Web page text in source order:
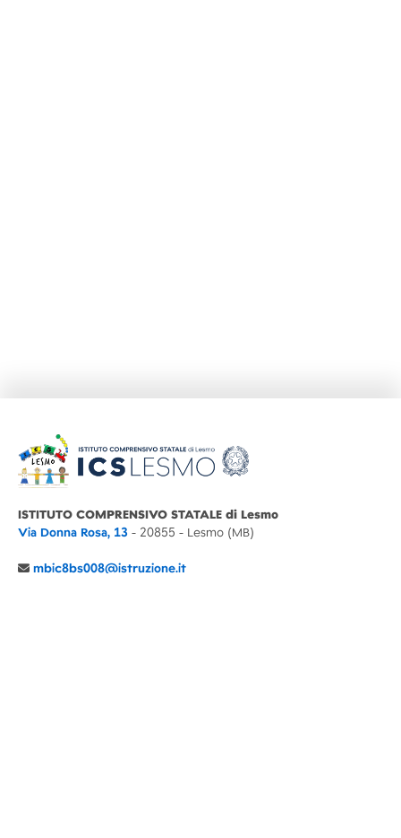
ISTITUTO COMPRENSIVO STATALE di Lesmo
Via Donna Rosa, 13 - 20855 - Lesmo (MB)
mbic8bs008@istruzione.it